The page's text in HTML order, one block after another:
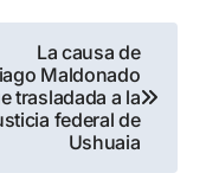
La causa de
Maldonado
trasladada a la
federal de
Ushuaia